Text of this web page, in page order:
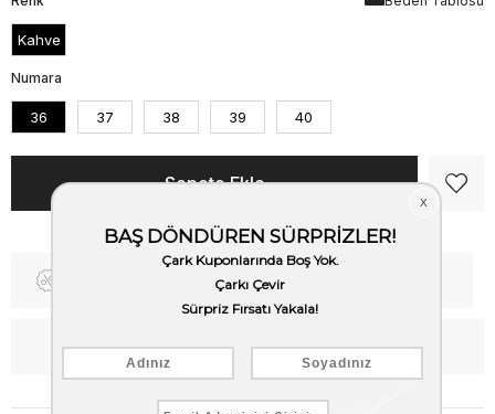
Kahve
Numara
36 37 38 39 40
Fiyat Düşünce Haber Ver
WhatsApp’tan Bilgi Al